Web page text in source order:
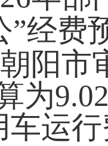
”经费
朝阳市
为
车运